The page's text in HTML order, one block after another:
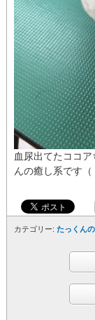
血尿出てたココ
んの癒し系です（
カテゴリー: たっくん